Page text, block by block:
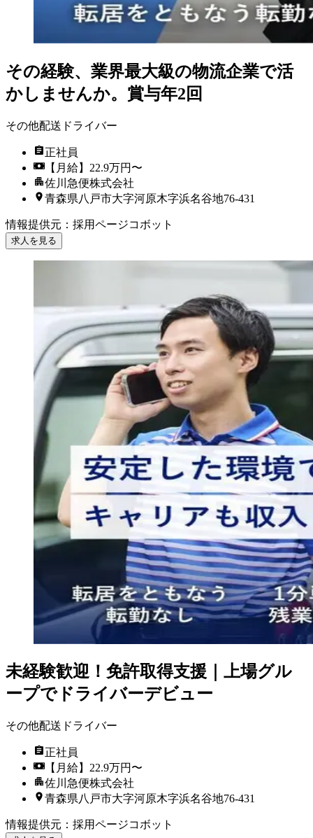
その経験、業界最大級の物流企業で活
かしませんか。賞与年2回
その他配送ドライバー
正社員
【月給】22.9万円〜
佐川急便株式会社
青森県八戸市大字河原木字浜名谷地76-431
情報提供元 ： 採用ページコボット
求人を見る
未経験歓迎！免許取得支援｜上場グル
ープでドライバーデビュー
その他配送ドライバー
正社員
【月給】22.9万円〜
佐川急便株式会社
青森県八戸市大字河原木字浜名谷地76-431
情報提供元 ： 採用ページコボット